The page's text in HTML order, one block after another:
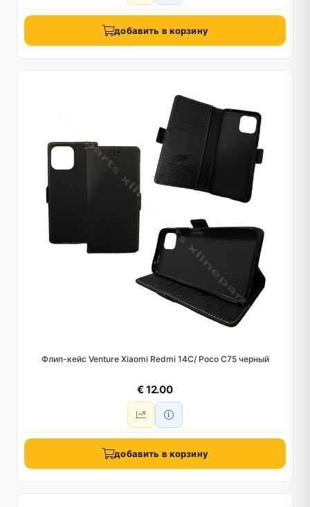
добавить в корзину
Флип-кейс Venture Xiaomi Redmi 14C/ Poco C75 черный
€ 12.00
добавить в корзину